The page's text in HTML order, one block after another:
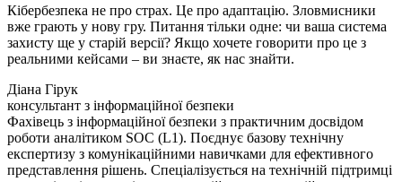
Кібербезпека не про страх. Це про адаптацію. Зловмисники
вже грають у нову гру. Питання тільки одне: чи ваша система
захисту ще у старій версії? Якщо хочете говорити про це з
реальними кейсами – ви знаєте, як нас знайти.
Діана Гірук
консультант з інформаційної безпеки
Фахівець з інформаційної безпеки з практичним досвідом
роботи аналітиком SOC (L1). Поєднує базову технічну
експертизу з комунікаційними навичками для ефективного
представлення рішень. Спеціалізується на технічній підтримці